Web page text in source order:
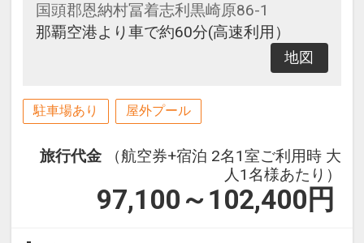
国頭郡恩納村冨着志利黒崎原86-1
那覇空港より車で約60分(高速利用）
地図
駐車場あり 屋外プール
旅行代金
（航空券+宿泊 2名1室ご利用時 大
人1名様あたり）
97,100～102,400 円